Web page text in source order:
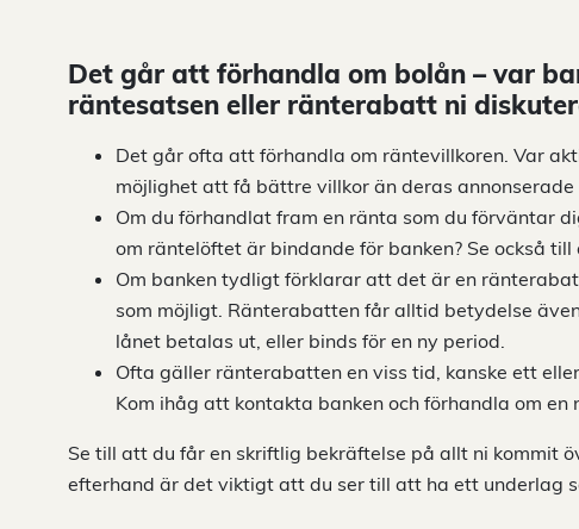
Det går att förhandla om bolån – var
räntesatsen eller ränterabatt ni
Det går ofta att förhandla om räntevillkoren. Var
möjlighet att få bättre villkor än deras
Om du förhandlat fram en ränta som du förväntar
om räntelöftet är bindande för banken? Se också
Om banken tydligt förklarar att det är en
som möjligt. Ränterabatten får alltid betydelse
lånet betalas ut, eller binds för en ny period.
Ofta gäller ränterabatten en viss tid, kanske ett
Kom ihåg att kontakta banken och förhandla om
Se till att du får en skriftlig bekräftelse på allt ni kommit
efterhand är det viktigt att du ser till att ha ett underlag